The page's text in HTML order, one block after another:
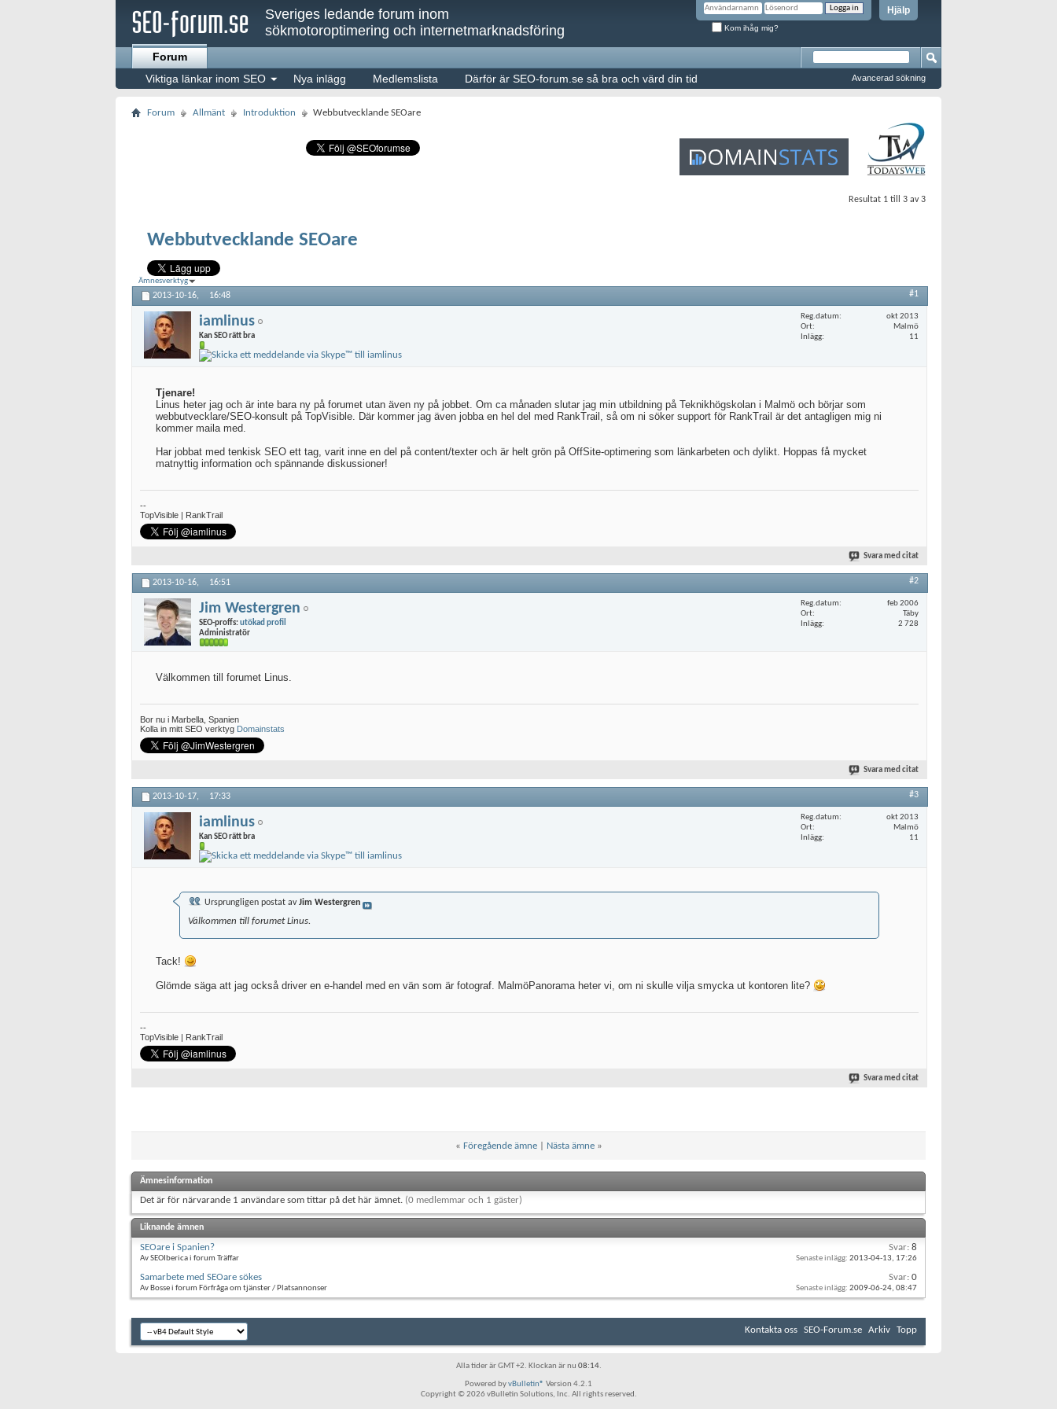
Hjälp
Kom ihåg mig?
Sveriges ledande forum inom
sökmotoroptimering och internetmarknadsföring
Forum
Viktiga länkar inom SEO
Nya inlägg Medlemslista Därför är SEO-forum.se så bra och värd din tid Avancerad sökning
Forum Allmänt Introduktion Webbutvecklande SEOare
Resultat 1 till 3 av 3
Webbutvecklande SEOare
Ämnesverktyg
2013-10-16, 16:48 #1
iamlinus
Kan SEO rätt bra
Reg.datum
okt 2013
Ort
Malmö
Inlägg
11
Tjenare!
Linus heter jag och är inte bara ny på forumet utan även ny på jobbet. Om ca månaden slutar jag min utbildning på Teknikhögskolan i Malmö och börjar som
webbutvecklare/SEO-konsult på TopVisible. Där kommer jag även jobba en hel del med RankTrail, så om ni söker support för RankTrail är det antagligen mig ni
kommer maila med.
Har jobbat med tenkisk SEO ett tag, varit inne en del på content/texter och är helt grön på OffSite-optimering som länkarbeten och dylikt. Hoppas få mycket
matnyttig information och spännande diskussioner!
--
TopVisible | RankTrail
Svara med citat
2013-10-16, 16:51 #2
Jim Westergren
SEO-proffs:utökad profil
Administratör
Reg.datum
feb 2006
Ort
Täby
Inlägg
2 728
Välkommen till forumet Linus.
Bor nu i Marbella, Spanien
Kolla in mitt SEO verktyg Domainstats
Svara med citat
2013-10-17, 17:33 #3
iamlinus
Kan SEO rätt bra
Reg.datum
okt 2013
Ort
Malmö
Inlägg
11
Ursprungligen postat avJim Westergren
Välkommen till forumet Linus.
Tack!
Glömde säga att jag också driver en e-handel med en vän som är fotograf. MalmöPanorama heter vi, om ni skulle vilja smycka ut kontoren lite?
--
TopVisible | RankTrail
Svara med citat
« Föregående ämne| Nästa ämne »
Ämnesinformation
Det är för närvarande 1 användare som tittar på det här ämnet. (0 medlemmar och 1 gäster)
Liknande ämnen
SEOare i Spanien?
Av SEOIberica i forum Träffar
Svar: 8
Senaste inlägg: 2013-04-13, 17:26
Samarbete med SEOare sökes
Av Bosse i forum Förfråga om tjänster / Platsannonser
Svar: 0
Senaste inlägg: 2009-06-24, 08:47
Kontakta oss SEO-Forum.se Arkiv Topp
Alla tider är GMT +2. Klockan är nu 08:14.
Powered byvBulletin® Version 4.2.1
Copyright © 2026 vBulletin Solutions, Inc. All rights reserved.